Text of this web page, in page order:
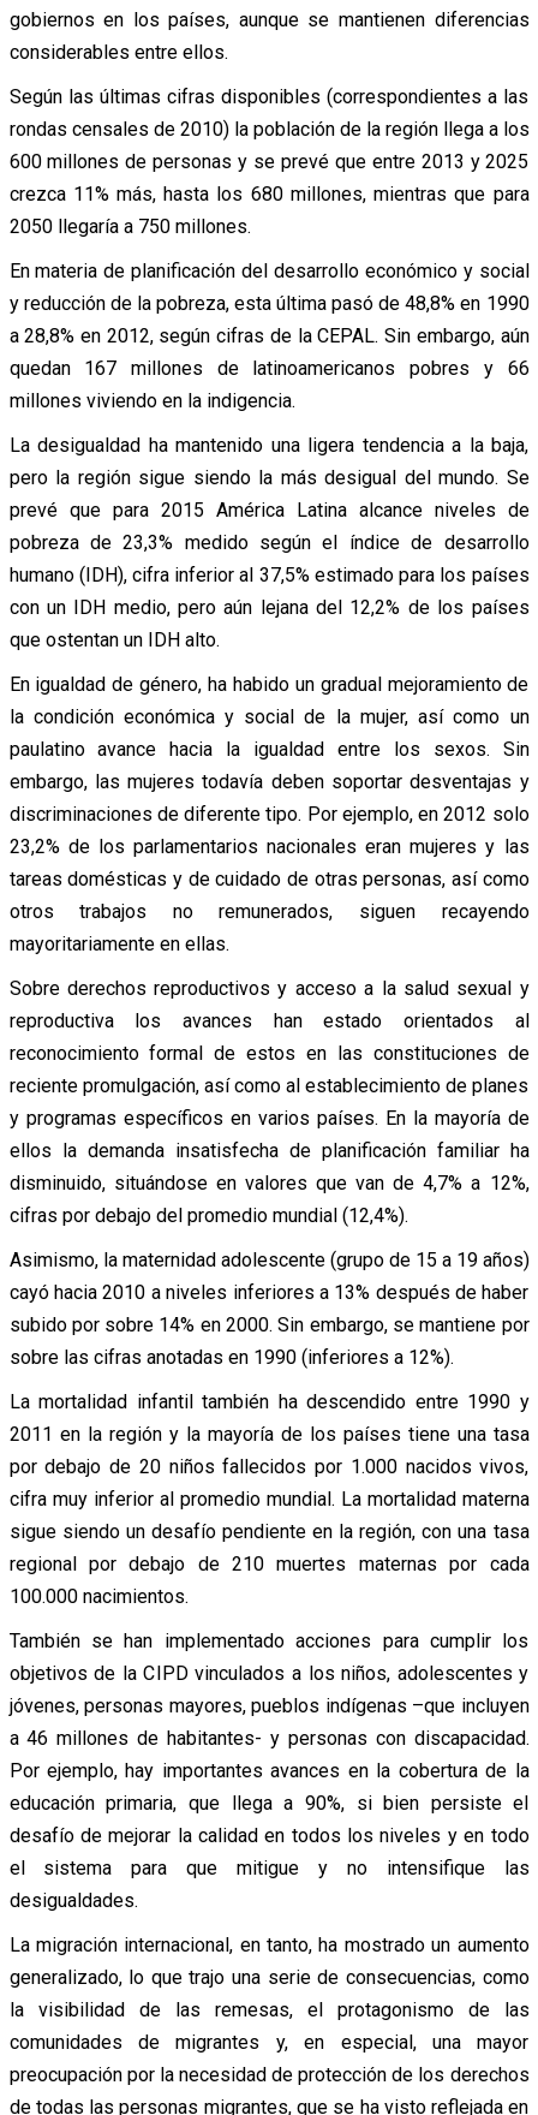
gobiernos en los países, aunque se mantienen diferencias
considerables entre ellos.
Según las últimas cifras disponibles (correspondientes a las
rondas censales de 2010) la población de la región llega a los
600 millones de personas y se prevé que entre 2013 y 2025
crezca 11% más, hasta los 680 millones, mientras que para
2050 llegaría a 750 millones.
En materia de planificación del desarrollo económico y social
y reducción de la pobreza, esta última pasó de 48,8% en 1990
a 28,8% en 2012, según cifras de la CEPAL. Sin embargo, aún
quedan 167 millones de latinoamericanos pobres y 66
millones viviendo en la indigencia.
La desigualdad ha mantenido una ligera tendencia a la baja,
pero la región sigue siendo la más desigual del mundo. Se
prevé que para 2015 América Latina alcance niveles de
pobreza de 23,3% medido según el índice de desarrollo
humano (IDH), cifra inferior al 37,5% estimado para los países
con un IDH medio, pero aún lejana del 12,2% de los países
que ostentan un IDH alto.
En igualdad de género, ha habido un gradual mejoramiento de
la condición económica y social de la mujer, así como un
paulatino avance hacia la igualdad entre los sexos. Sin
embargo, las mujeres todavía deben soportar desventajas y
discriminaciones de diferente tipo. Por ejemplo, en 2012 solo
23,2% de los parlamentarios nacionales eran mujeres y las
tareas domésticas y de cuidado de otras personas, así como
otros trabajos no remunerados, siguen recayendo
mayoritariamente en ellas.
Sobre derechos reproductivos y acceso a la salud sexual y
reproductiva los avances han estado orientados al
reconocimiento formal de estos en las constituciones de
reciente promulgación, así como al establecimiento de planes
y programas específicos en varios países. En la mayoría de
ellos la demanda insatisfecha de planificación familiar ha
disminuido, situándose en valores que van de 4,7% a 12%,
cifras por debajo del promedio mundial (12,4%).
Asimismo, la maternidad adolescente (grupo de 15 a 19 años)
cayó hacia 2010 a niveles inferiores a 13% después de haber
subido por sobre 14% en 2000. Sin embargo, se mantiene por
sobre las cifras anotadas en 1990 (inferiores a 12%).
La mortalidad infantil también ha descendido entre 1990 y
2011 en la región y la mayoría de los países tiene una tasa
por debajo de 20 niños fallecidos por 1.000 nacidos vivos,
cifra muy inferior al promedio mundial. La mortalidad materna
sigue siendo un desafío pendiente en la región, con una tasa
regional por debajo de 210 muertes maternas por cada
100.000 nacimientos.
También se han implementado acciones para cumplir los
objetivos de la CIPD vinculados a los niños, adolescentes y
jóvenes, personas mayores, pueblos indígenas –que incluyen
a 46 millones de habitantes- y personas con discapacidad.
Por ejemplo, hay importantes avances en la cobertura de la
educación primaria, que llega a 90%, si bien persiste el
desafío de mejorar la calidad en todos los niveles y en todo
el sistema para que mitigue y no intensifique las
desigualdades.
La migración internacional, en tanto, ha mostrado un aumento
generalizado, lo que trajo una serie de consecuencias, como
la visibilidad de las remesas, el protagonismo de las
comunidades de migrantes y, en especial, una mayor
preocupación por la necesidad de protección de los derechos
de todas las personas migrantes, que se ha visto reflejada en